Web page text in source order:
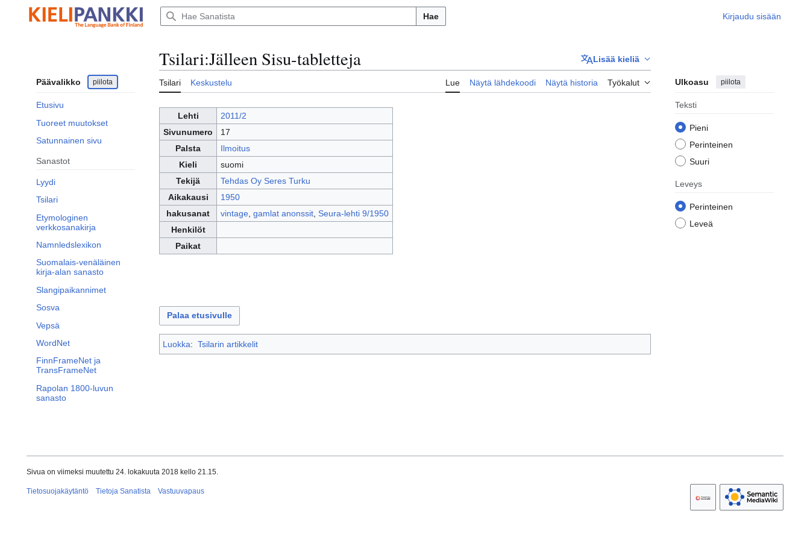
sisältöön
Hae Kirjaudu sisään
Päävalikko piilota
Etusivu
Tuoreet muutokset
Satunnainen sivu
Sanastot
Lyydi
Tsilari
Etymologinen
verkkosanakirja
Namnledslexikon
Suomalais-venäläinen
kirja-alan sanasto
Slangipaikannimet
Sosva
Vepsä
WordNet
FinnFrameNet ja
TransFrameNet
Rapolan 1800-luvun
sanasto
Tsilari:Jälleen Sisu-tabletteja Lisää kieliä
Tsilari Keskustelu Lue Näytä lähdekoodi Näytä historia Työkalut Ulkoasu piilota
Teksti
Pieni
Perinteinen
Suuri
Leveys
Perinteinen
Leveä
Lehti
2011/2
Sivunumero
17
Palsta
Ilmoitus
Kieli
suomi
Tekijä
Tehdas Oy Seres Turku
Aikakausi
1950
hakusanat
vintage, gamlat anonssit, Seura-lehti 9/1950
Henkilöt
Paikat
Palaa etusivulle
Luokka: Tsilarin artikkelit
Sivua on viimeksi muutettu 24. lokakuuta 2018 kello 21.15.
Tietosuojakäytäntö Tietoja Sanatista Vastuuvapaus